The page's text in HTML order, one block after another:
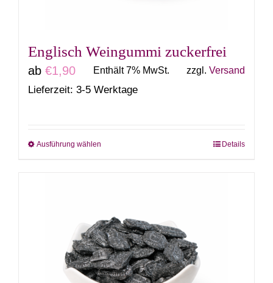
werden
Englisch Weingummi zuckerfrei
ab €1,90 Enthält 7% MwSt. zzgl. Versand
Lieferzeit: 3-5 Werktage
Ausführung wählen
Varianten
auf.
Die
Optionen
Details